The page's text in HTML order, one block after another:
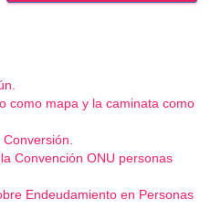
como mapa y la caminata como
Convención ONU personas
Endeudamiento en Personas